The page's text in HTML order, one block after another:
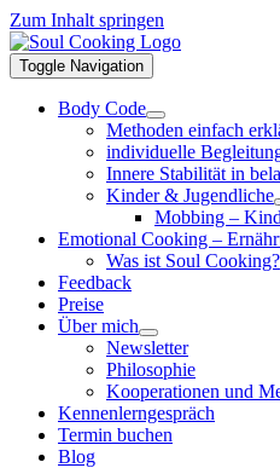
Zum Inhalt springen
Toggle Navigation
Body Code
Methoden einfach
individuelle
Innere Stabilität in
Kinder & Jugendliche
Mobbing –
Emotional Cooking –
Was ist Soul Cooking?
Feedback
Preise
Über mich
Newsletter
Philosophie
Kooperationen und
Kennenlerngespräch
Termin buchen
Blog